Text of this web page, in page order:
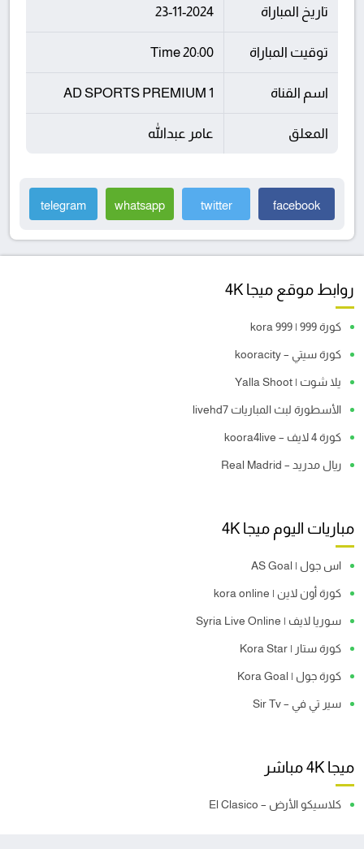
تاريخ المباراة 23-11-2024
توقيت المباراة 20:00 Time
اسم القناة AD SPORTS PREMIUM 1
المعلق عامر عبدالله
facebook
twitter
whatsapp
telegram
روابط موقع ميجا 4K
كورة 999 | kora 999
كورة سيتي – kooracity
يلا شوت | Yalla Shoot
الأسطورة لبث المباريات livehd7
كورة 4 لايف – koora4live
ريال مدريد – Real Madrid
مباريات اليوم ميجا 4K
اس جول | AS Goal
كورة أون لاين | kora online
سوريا لايف | Syria Live Online
كورة ستار | Kora Star
كورة جول | Kora Goal
سير تي في – Sir Tv
ميجا 4K مباشر
كلاسيكو الأرض – El Clasico